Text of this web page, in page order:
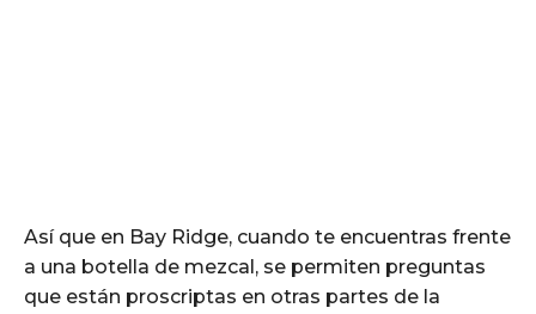
Así que en Bay Ridge, cuando te encuentras frente
a una botella de mezcal, se permiten preguntas
que están proscriptas en otras partes de la